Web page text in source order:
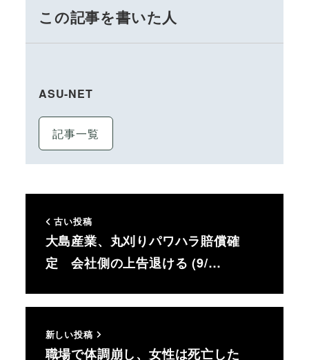
この記事を書いた人
ASU-NET
記事一覧
古い投稿
大島産業、丸刈りパワハラ賠償確
定 会社側の上告退ける (9/…
新しい投稿
職場で体調崩し、女性は死亡した